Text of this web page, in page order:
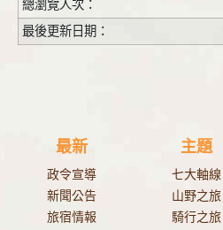
總瀏覽人次：
最後更新日期：
最新
政令宣導
新聞公告
旅宿情報
主題
七大軸線
山野之旅
騎行之旅